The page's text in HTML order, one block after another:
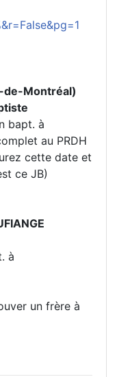
de-Montréal)
bapt. à
au PRDH
cette date et
ce JB)
à
un frère à